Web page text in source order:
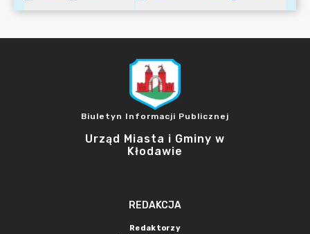
Biuletyn Informacji Publicznej
Urząd Miasta i Gminy w
Kłodawie
REDAKCJA
Redaktorzy